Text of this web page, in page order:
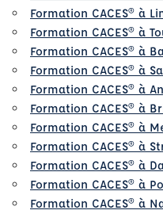
Formation CACES® à
Formation CACES® à
Formation CACES® à
Formation CACES® à
Formation CACES® à
Formation CACES® à
Formation CACES® à
Formation CACES® à
Formation CACES® à
Formation CACES® à
Formation CACES® à